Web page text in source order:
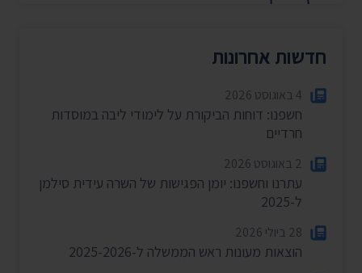
חדשות אחרונות
4 באוגוסט 2026
חשפנו: דוחות הביקורת על לימודי ליבה במוסדות
חרדיים
2 באוגוסט 2026
עתרנו וחשפנו: יומן הפגישות של השרה עידית סילמן
ל-2025
28 ביולי 2026
הוצאות מעונות ראש הממשלה ל-2025-2026